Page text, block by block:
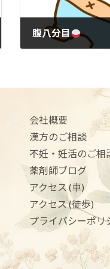
腹八分目
会社概要
漢方のご相談
不妊・妊活のご相
薬剤師ブログ
アクセス (車)
アクセス (徒歩)
プライバシーポリ